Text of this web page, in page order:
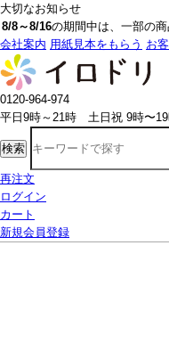
大切なお知らせ
8/8～8/16の期間中は、一部の
会社案内 用紙見本をもらう お
0120-964-974
平日9時～21時 土日祝 9時〜
検索
再注文
ログイン
カート
新規会員登録